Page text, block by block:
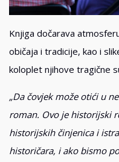
Knjiga dočarava
običaja i tradicije, kao i
koloplet njihove tragične
„Da čovjek može otići u
roman. Ovo je historijski
historijskih činjenica i
historičara, i ako bismo